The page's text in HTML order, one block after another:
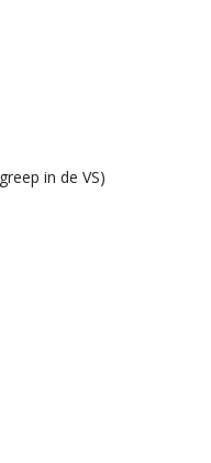
in de VS)